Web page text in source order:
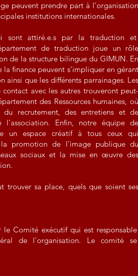
peuvent prendre part à l’organisation
institutions internationales.
sont attiré.e.s par la traduction et
de traduction joue un
de la structure bilingue du GIMUN. En
la finance peuvent s’impliquer en gérant
ainsi que les différents parrainages. Les
avec les autres trouveront peut-
des Ressources humaines, où
du recrutement, des entretiens et de
l’association. Enfin, notre équipe de
un espace créatif à tous ceux qui
promotion de l’image publique du
sociaux et la mise en œuvre des
trouver sa place, quels que soient ses
Comité exécutif qui est responsable
de l’organisation. Le comité se